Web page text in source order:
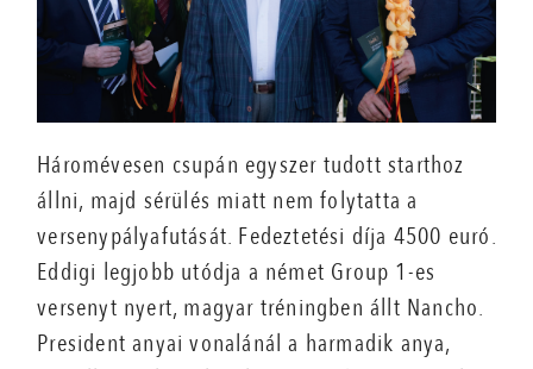
Háromévesen csupán egyszer tudott starthoz
állni, majd sérülés miatt nem folytatta a
versenypályafutását. Fedeztetési díja 4500 euró.
Eddigi legjobb utódja a német Group 1-es
versenyt nyert, magyar tréningben állt Nancho.
President anyai vonalánál a harmadik anya,